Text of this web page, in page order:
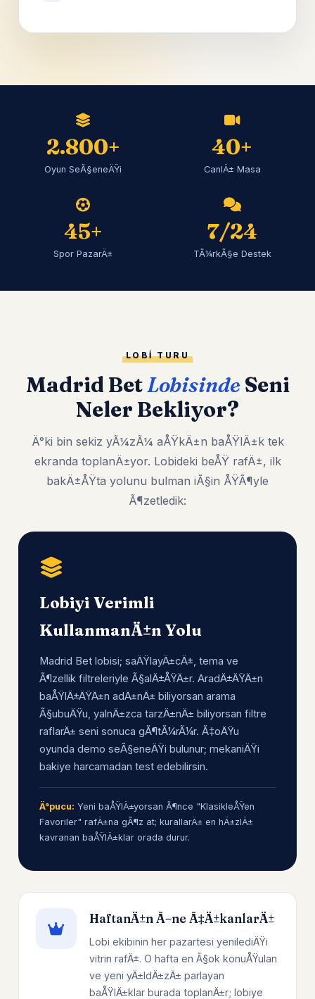
2.800+
Oyun SeÃ§eneÄŸi
40+
CanlÄ± Masa
45+
Spor PazarÄ±
7/24
TÃ¼rkÃ§e Destek
LOBI TURU
Madrid BetLobisindeSeni
Neler Bekliyor?
Ä°ki bin sekiz yÃ¼zÃ¼ aÅŸkÄ±n baÅŸlÄ±k tek
ekranda toplanÄ±yor. Lobideki beÅŸ rafÄ±, ilk
bakÄ±ÅŸta yolunu bulman iÃ§in ÅŸÃ¶yle
Ã¶zetledik:
Lobiyi Verimli
KullanmanÄ±n Yolu
Madrid Bet lobisi; saÄŸlayÄ±cÄ±, tema ve
Ã¶zellik filtreleriyle Ã§alÄ±ÅŸÄ±r. AradÄ±ÄŸÄ±n
baÅŸlÄ±ÄŸÄ±n adÄ±nÄ± biliyorsan arama
Ã§ubuÄŸu, yalnÄ±zca tarzÄ±nÄ± biliyorsan filtre
raflarÄ± seni sonuca gÃ¶tÃ¼rÃ¼r. Ã‡oÄŸu
oyunda demo seÃ§eneÄŸi bulunur; mekaniÄŸi
bakiye harcamadan test edebilirsin.
Ä°pucu: Yeni baÅŸlÄ±yorsan Ã¶nce "KlasikleÅŸen
Favoriler" rafÄ±na gÃ¶z at; kurallarÄ± en hÄ±zlÄ±
kavranan baÅŸlÄ±klar orada durur.
HaftanÄ±n Ã–ne Ã‡Ä±kanlarÄ±
Lobi ekibinin her pazartesi yenilediÄŸi
vitrin rafÄ±. O hafta en Ã§ok konuÅŸulan
ve yeni yÄ±ldÄ±zÄ± parlayan
baÅŸlÄ±klar burada toplanÄ±r; lobiye